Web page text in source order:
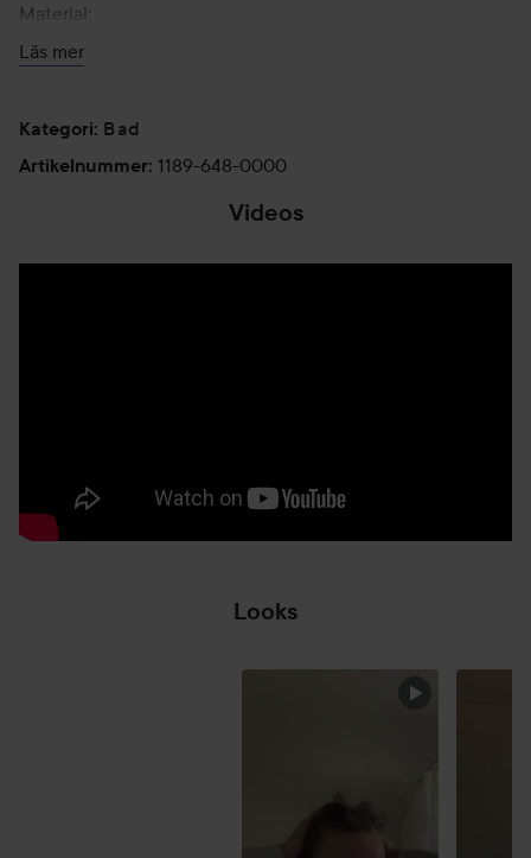
Material:
Utsidan är gjord av 100% mikrofiber och insidan av 100%
bomull.
Tvättas i 40 grader.
Läs mer
Kategori: Bad
Artikelnummer: 1189-648-0000
Videos
Looks